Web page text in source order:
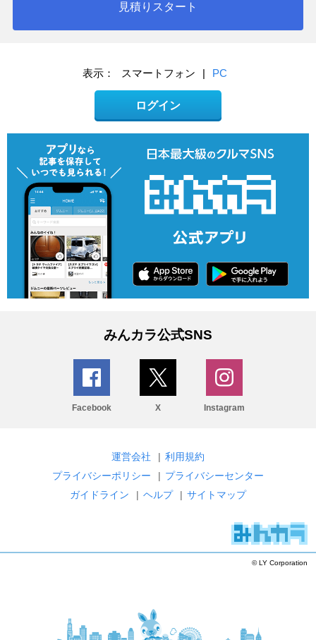
見積りスタート
表示： スマートフォン | PC
ログイン
みんカラ公式SNS
Facebook X Instagram
運営会社 | 利用規約
プライバシーポリシー
| プライバシーセンター
ガイドライン
| ヘルプ | サイトマップ
© LY Corporation